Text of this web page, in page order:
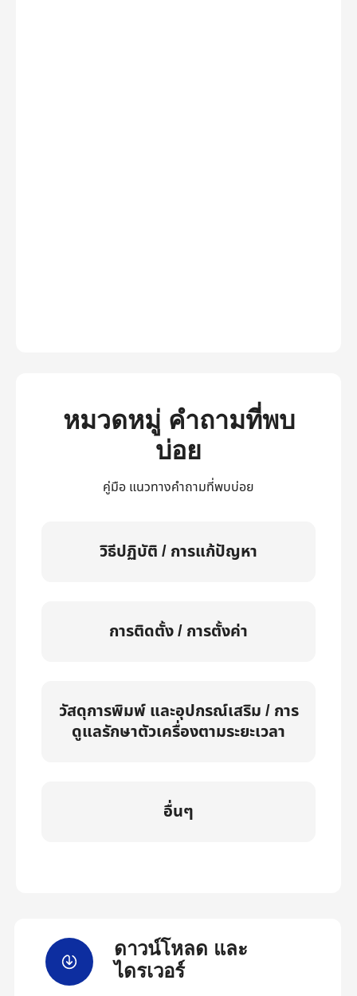
หมวดหมู่ คำถามที่พบ
บ่อย
คู่มือ แนวทางคำถามที่พบบ่อย
วิธีปฏิบัติ / การแก้ปัญหา
การติดตั้ง / การตั้งค่า
วัสดุการพิมพ์ และอุปกรณ์เสริม / การ
ดูแลรักษาตัวเครื่องตามระยะเวลา
อื่นๆ
ดาวน์โหลด และ
ไดรเวอร์